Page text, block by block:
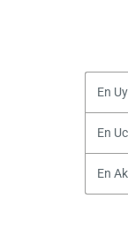
En
En
En